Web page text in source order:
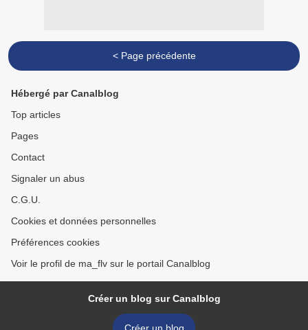
< Page précédente
Hébergé par Canalblog
Top articles
Pages
Contact
Signaler un abus
C.G.U.
Cookies et données personnelles
Préférences cookies
Voir le profil de ma_flv sur le portail Canalblog
Créer un blog sur Canalblog